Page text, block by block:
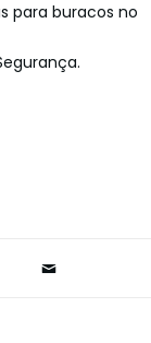
para buracos no